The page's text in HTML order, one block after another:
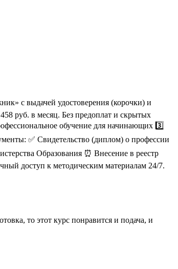
с выдачей удостоверения (корочки) и
руб. в месяц. Без предоплат и скрытых
обучение для начинающих 3️⃣
✅ Свидетельство (диплом) о профессии
Образования ⏰ Внесение в реестр
доступ к методическим материалам 24/7.
то этот курс понравится и подача, и